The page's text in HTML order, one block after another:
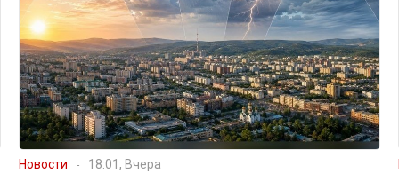
Новости 18:01, Вчера